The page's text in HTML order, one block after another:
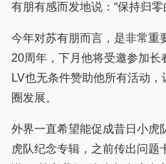
有朋有感而发地说：“保持归
今年对苏有朋而言，是非常重
20周年，下月他将受邀参加长
LV也无条件赞助他所有活动
圈发展。
外界一直希望能促成昔日小虎
虎队纪念专辑，之前传出问题